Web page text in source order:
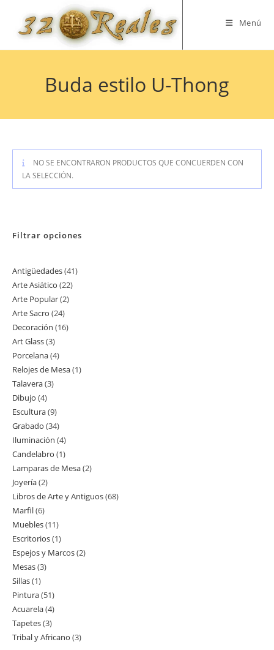
contenido
Menú
Buda estilo U-Thong
NO SE ENCONTRARON PRODUCTOS QUE CONCUERDEN CON
LA SELECCIÓN.
Filtrar opciones
Antigüedades 4141
Arte Asiático 2222
Arte Popular 22
Arte Sacro 2424
productos
Decoración 1616
Art Glass 33
productos
Porcelana 44
productos
Relojes de Mesa 11
Talavera 33
Dibujo 44
productos
Escultura 99
productos
Grabado 3434
productos
Iluminación 44
productos
Candelabro 11
producto
Lamparas de Mesa 22
Joyería 22
productos
Libros de Arte y Antiguos 6868
Marfil 66
productos
Muebles 1111
productos
Escritorios 11
producto
Espejos y Marcos 22
Mesas 33
Sillas 11
producto
Pintura 5151
productos
Acuarela 44
productos
Tapetes 33
productos
Tribal y Africano 33